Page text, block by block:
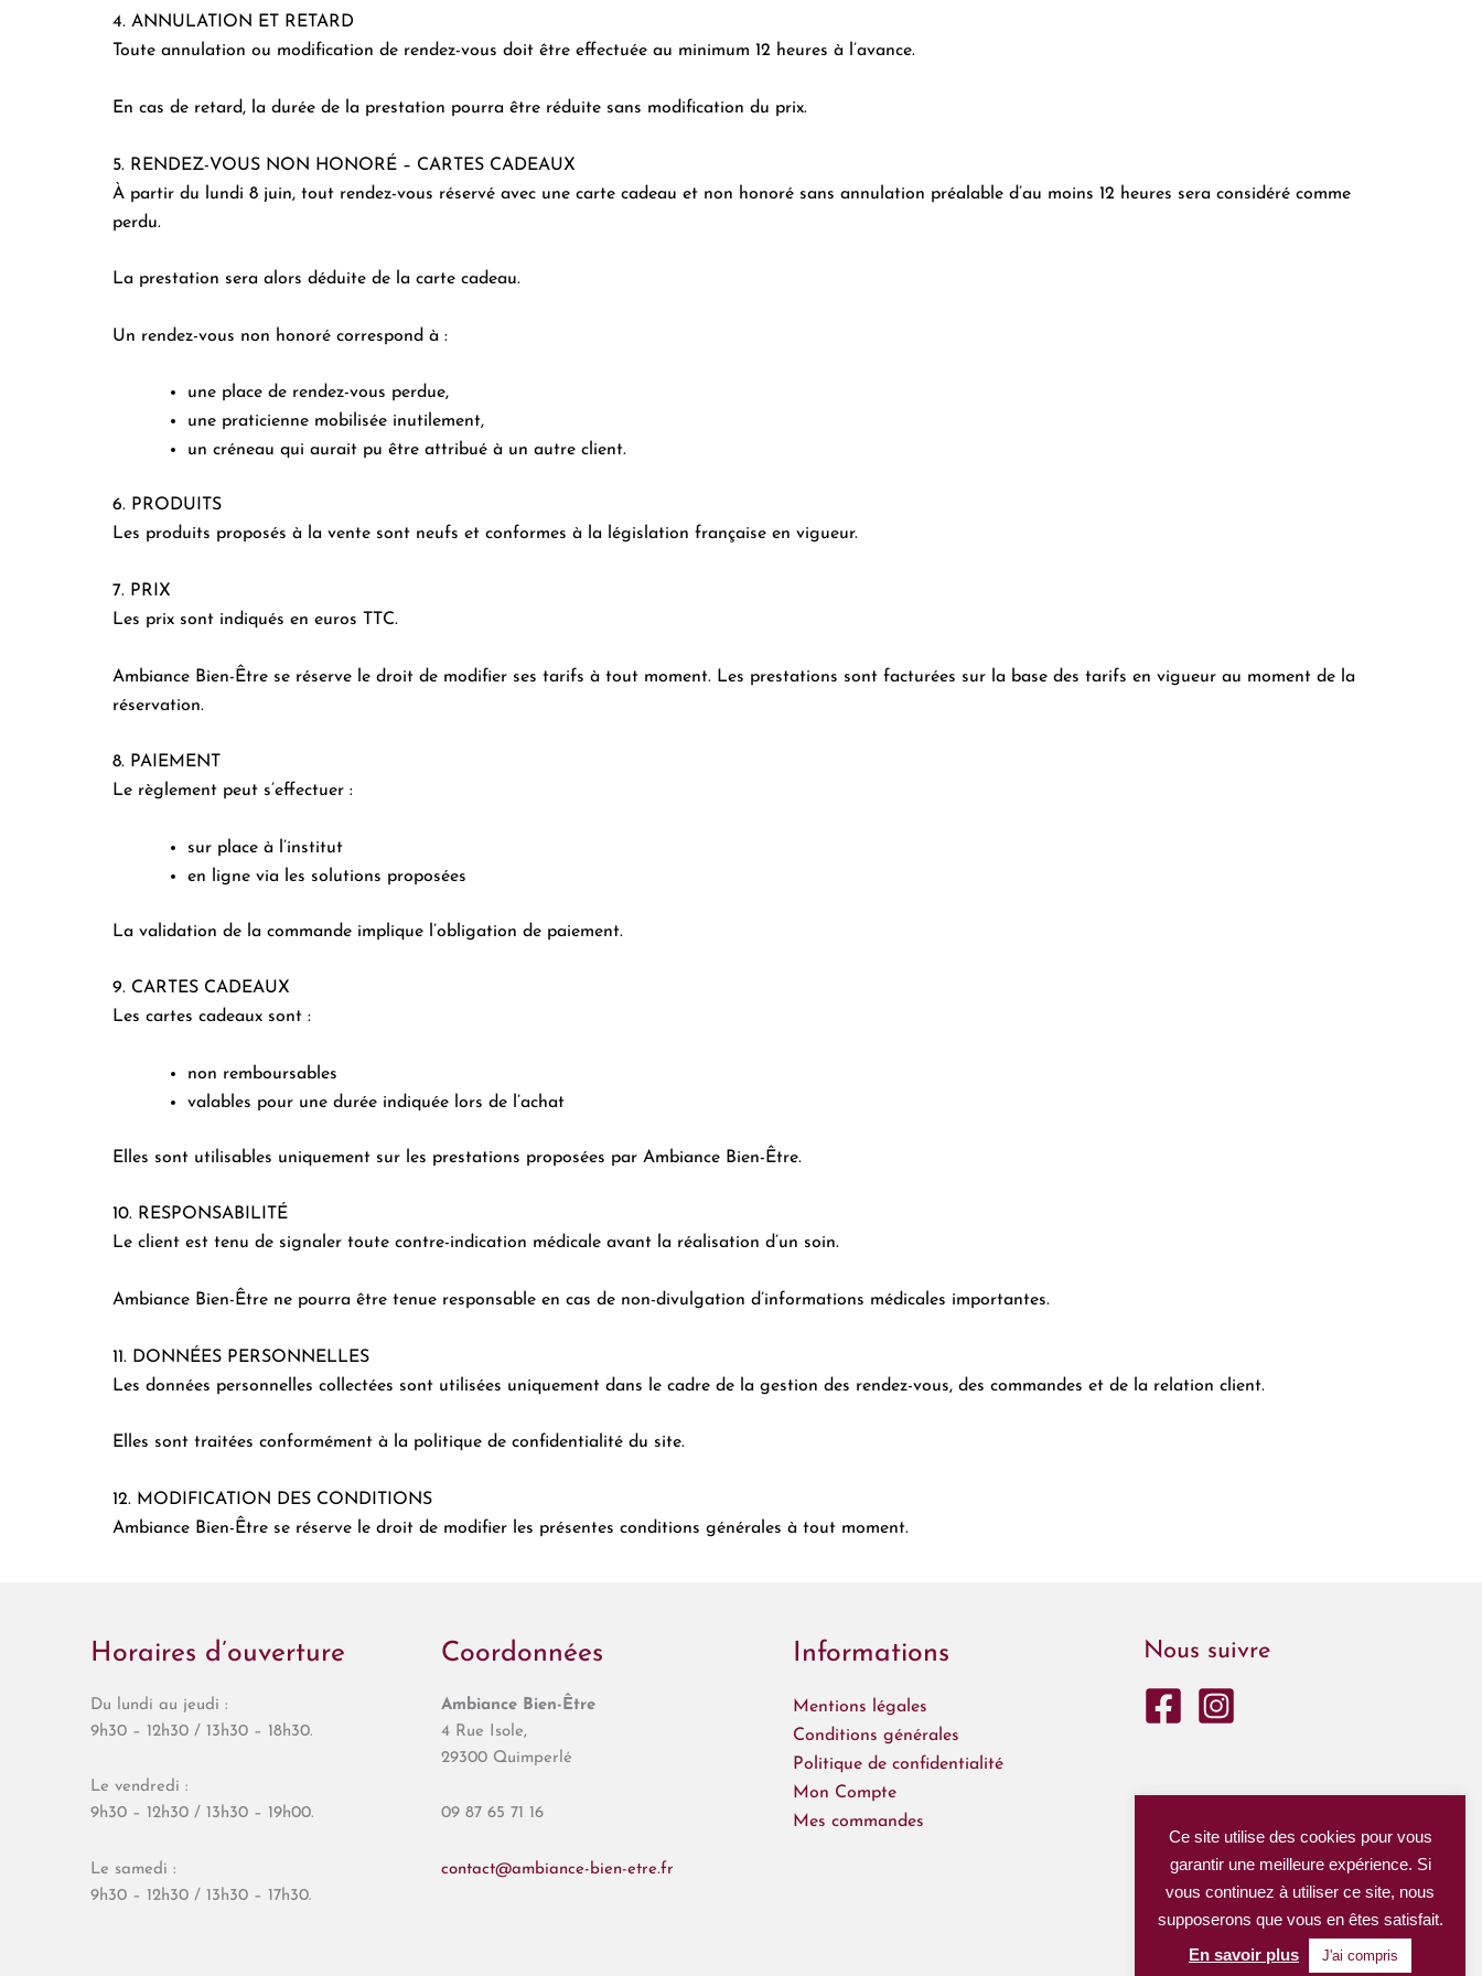
4. ANNULATION ET RETARD
Toute annulation ou modification de rendez-vous doit être effectuée au minimum 12 heures à l’avance.
En cas de retard, la durée de la prestation pourra être réduite sans modification du prix.
5. RENDEZ-VOUS NON HONORÉ – CARTES CADEAUX
À partir du lundi 8 juin, tout rendez-vous réservé avec une carte cadeau et non honoré sans annulation préalable d’au moins 12 heures sera considéré comme
perdu.
La prestation sera alors déduite de la carte cadeau.
Un rendez-vous non honoré correspond à :
une place de rendez-vous perdue,
une praticienne mobilisée inutilement,
un créneau qui aurait pu être attribué à un autre client.
6. PRODUITS
Les produits proposés à la vente sont neufs et conformes à la législation française en vigueur.
7. PRIX
Les prix sont indiqués en euros TTC.
Ambiance Bien-Être se réserve le droit de modifier ses tarifs à tout moment. Les prestations sont facturées sur la base des tarifs en vigueur au moment de la
réservation.
8. PAIEMENT
Le règlement peut s’effectuer :
sur place à l’institut
en ligne via les solutions proposées
La validation de la commande implique l’obligation de paiement.
9. CARTES CADEAUX
Les cartes cadeaux sont :
non remboursables
valables pour une durée indiquée lors de l’achat
Elles sont utilisables uniquement sur les prestations proposées par Ambiance Bien-Être.
10. RESPONSABILITÉ
Le client est tenu de signaler toute contre-indication médicale avant la réalisation d’un soin.
Ambiance Bien-Être ne pourra être tenue responsable en cas de non-divulgation d’informations médicales importantes.
11. DONNÉES PERSONNELLES
Les données personnelles collectées sont utilisées uniquement dans le cadre de la gestion des rendez-vous, des commandes et de la relation client.
Elles sont traitées conformément à la politique de confidentialité du site.
12. MODIFICATION DES CONDITIONS
Ambiance Bien-Être se réserve le droit de modifier les présentes conditions générales à tout moment.
Horaires d’ouverture
Du lundi au jeudi :
9h30 – 12h30 / 13h30 – 18h30.
Le vendredi :
9h30 – 12h30 / 13h30 – 19h00.
Le samedi :
9h30 – 12h30 / 13h30 – 17h30.
Coordonnées
Ambiance Bien-Être
4 Rue Isole,
29300 Quimperlé
09 87 65 71 16
contact@ambiance-bien-etre.fr
Informations
Mentions légales
Conditions générales
Politique de confidentialité
Mon Compte
Mes commandes
Nous suivre
Ce site utilise des cookies pour vous
garantir une meilleure expérience. Si
vous continuez à utiliser ce site, nous
supposerons que vous en êtes satisfait.
En savoir plus
J'ai compris